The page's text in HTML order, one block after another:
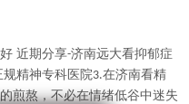
近期分享-济南远大看抑郁症
规精神专科医院3.在济南看精
煎熬，不必在情绪低谷中迷失